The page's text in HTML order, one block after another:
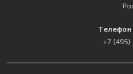
+7 (495)